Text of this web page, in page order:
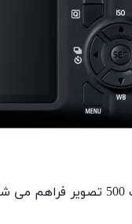
به علاوه با هربار شارژ کامل